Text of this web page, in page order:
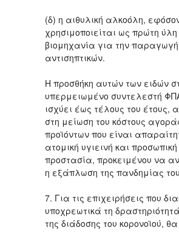
(δ) η αιθυλική αλκοόλη,
χρησιμοποιείται ως πρώτη
βιομηχανία για την παραγωγή
αντισηπτικών.
Η προσθήκη αυτών των ειδών
υπερμειωμένο συντελεστή
ισχύει έως τέλους του έτους,
στη μείωση του κόστους
προϊόντων που είναι
ατομική υγιεινή και προσωπική
προστασία, προκειμένου να
η εξάπλωση της πανδημίας
7. Για τις επιχειρήσεις που
υποχρεωτικά τη
της διάδοσης του κορoνοϊού, θα